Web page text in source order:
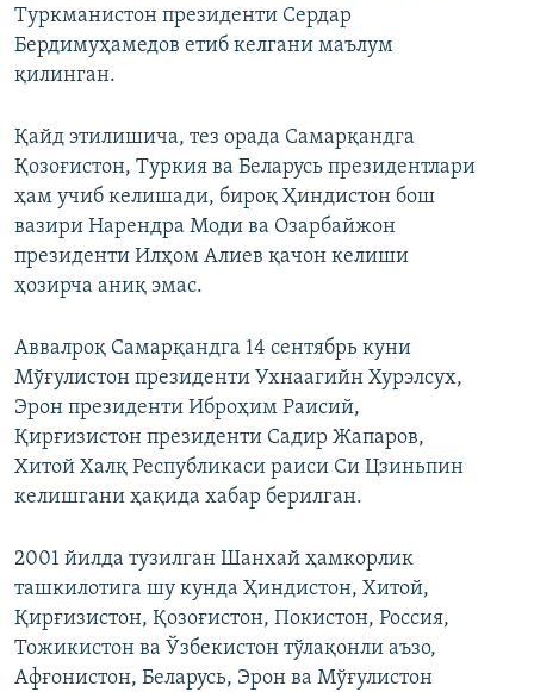
Туркманистон президенти Сердар
Бердимуҳамедов етиб келгани маълум
қилинган.
Қайд этилишича, тез орада Самарқандга
Қозоғистон, Туркия ва Беларусь президентлари
ҳам учиб келишади, бироқ Ҳиндистон бош
вазири Нарендра Моди ва Озарбайжон
президенти Илҳом Алиев қачон келиши
ҳозирча аниқ эмас.
Аввалроқ Самарқандга 14 сентябрь куни
Мўғулистон президенти Ухнаагийн Хурэлсух,
Эрон президенти Иброҳим Раисий,
Қирғизистон президенти Садир Жапаров,
Хитой Халқ Республикаси раиси Си Цзиньпин
келишгани ҳақида хабар берилган.
2001 йилда тузилган Шанхай ҳамкорлик
ташкилотига шу кунда Ҳиндистон, Хитой,
Қирғизистон, Қозоғистон, Покистон, Россия,
Тожикистон ва Ўзбекистон тўлақонли аъзо,
Афғонистон, Беларусь, Эрон ва Мўғулистон